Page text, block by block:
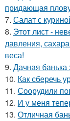
придающая
7. Салат с
8. Этот лист -
давления,
веса!
9. Дачная
10. Как сберечь
11. Соорудили
12. И у меня
13. Отличная